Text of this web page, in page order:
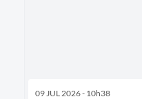
09 JUL 2026 - 10h38